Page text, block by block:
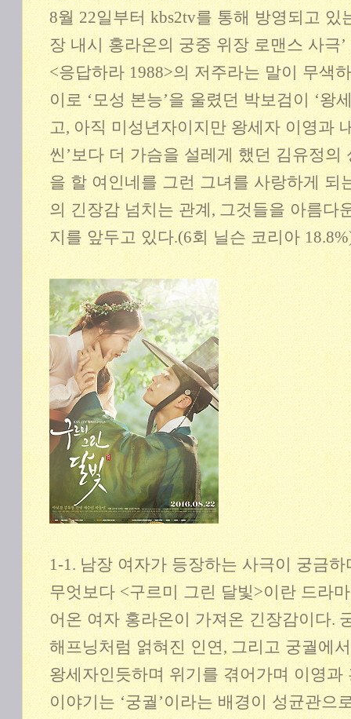
8월22일부터kbs2tv를 통해 방영되고 있
장 내시 홍라온의 궁중 위장 로맨스 사극’
<응답하라1988>의 저주라는 말이 무색
이로‘모성 본능’을 울렸던 박보검이‘왕
고,아직 미성년자이지만 왕세자 이영과
씬’보다 더 가슴을 설레게 했던 김유정의
을 할 여인네를 그런 그녀를 사랑하게 되
의 긴장감 넘치는 관계,그것들을 아름다
지를 앞두고 있다.(6회 닐슨 코리아
1-1.남장 여자가 등장하는 사극이 궁금하
무엇보다<구르미 그린 달빛>이란 드라
어온 여자 홍라온이 가져온 긴장감이다.
해프닝처럼 얽혀진 인연,그리고 궁궐에
왕세자인듯하며 위기를 겪어가며 이영
이야기는‘궁궐’이라는 배경이 성균관으